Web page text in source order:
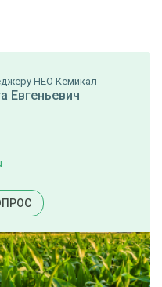
НЕО Кемикал
Евгеньевич